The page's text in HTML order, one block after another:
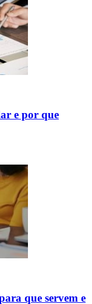
e por que
que servem e